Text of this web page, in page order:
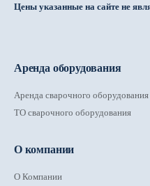
Цены указанные на сайте не
Аренда оборудования
Аренда сварочного оборудования
ТО сварочного оборудования
О компании
О Компании